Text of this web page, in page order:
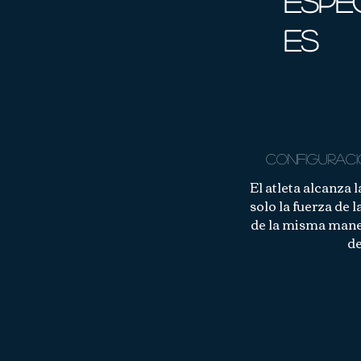
es
El atleta alcanza
solo la fuerza de
de la misma